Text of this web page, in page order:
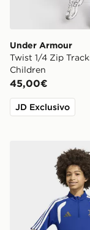
Under Armour
Twist 1/4 Zip
Children
45,00€
JD Exclusivo
adidas Top da